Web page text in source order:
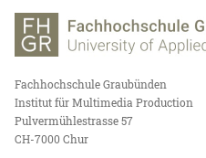
Fachhochschule Graubünden
Institut für Multimedia Production
Pulvermühlestrasse 57
CH-7000 Chur